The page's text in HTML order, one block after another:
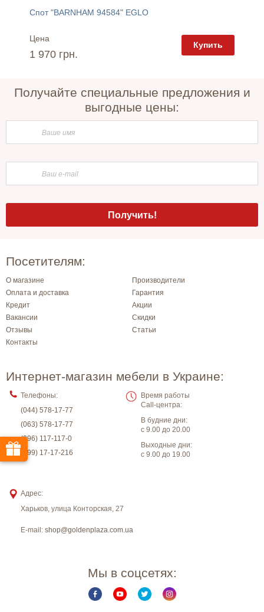
Спот "BARNHAM 94584" EGLO
Цена
1 970 грн.
Купить
Получайте специальные предложения и
выгодные цены:
Посетителям:
О магазине
Производители
Оплата и доставка
Гарантия
Кредит
Акции
Вакансии
Скидки
Отзывы
Статьи
Контакты
Интернет-магазин мебели в Украине:
Телефоны:
(044) 578-17-77
(063) 578-17-77
(096) 117-117-0
(099) 17-17-216
Время работы
Call-центра:
В будние дни:
с 9.00 до 20.00
Выходные дни:
с 9.00 до 19.00
Адрес:
Харьков, улица Конторская, 27
E-mail: shop@goldenplaza.com.ua
Мы в соцсетях: